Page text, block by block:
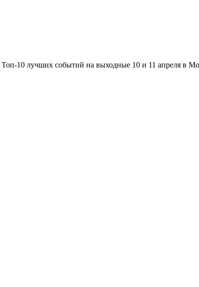
Топ-10 лучших событий на выходные 10 и 11 апреля в